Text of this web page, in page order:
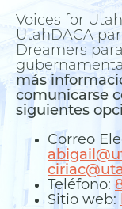
Voices for
UtahDACA
Dreamers
más
comunicarse
siguientes
Correo
Teléfono:
Sitio web: